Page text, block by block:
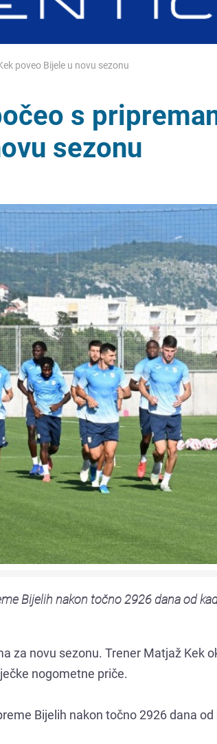
poveo Bijele u novu sezonu
s
sezonu
Bijelih nakon točno 2926 dana od
za novu sezonu. Trener Matjaž Kek
nogometne priče.
Bijelih nakon točno 2926 dana od